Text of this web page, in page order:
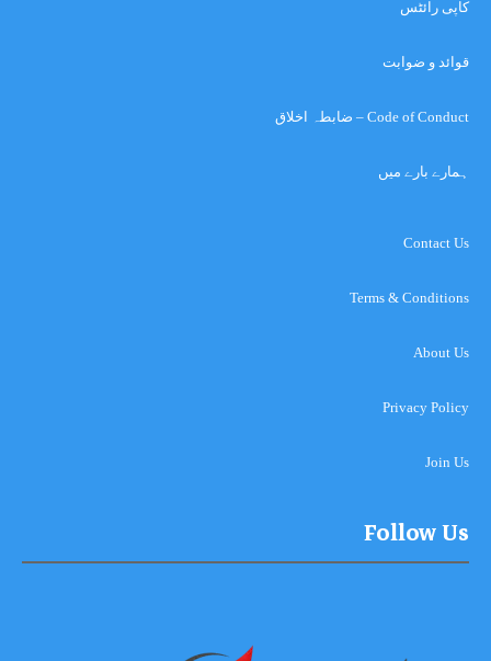
کاپی رائٹس
قوائد و ضوابت
Code of Conduct – ضابطہ اخلاق
ہمارے بارے میں
Contact Us
Terms & Conditions
About Us
Privacy Policy
Join Us
Follow Us